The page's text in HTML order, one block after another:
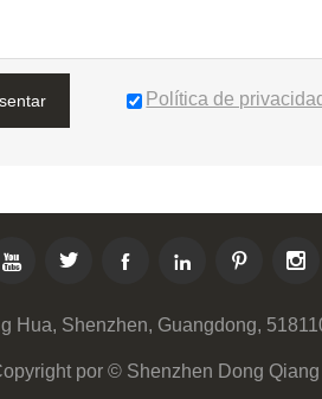
Política de
     
Hua, Shenzhen, Guangdong,
por © Shenzhen Dong